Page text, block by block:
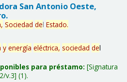
San Antonio Oeste,
Sociedad del Estado.
y energía eléctrica, sociedad del
para préstamo: Signatura
v.3 (1).